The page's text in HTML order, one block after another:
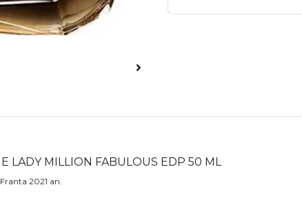
LADY MILLION FABULOUS EDP 50 ML
2021 an.